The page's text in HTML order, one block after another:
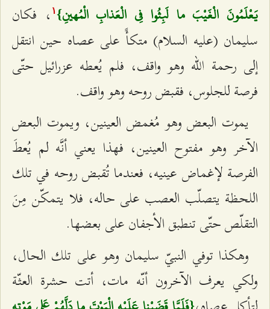
يَعْلَمُونَ الْغَيْبَ ما لَبِثُوا فِي الْعَذابِ الْمُهينِ}۱ ، فكان
سليمان (عليه السلام) متكأً على عصاه حين انتقل
إلى رحمة الله وهو واقف، فلم يُعطه عزرائيل حتّى
فرصة للجلوس، فقبض روحه وهو واقف.
يموت البعض وهو مُغمض العينين، ويموت البعض
الآخر وهو مفتوح العينين، فهذا يعني أنَّه لم يُعطَ
الفرصة لإغماض عينيه، فعندما تُقبض روحه في تلك
اللحظة يتصلّب العصب على حاله، فلا يتمكّن مِنَ
التقلّص حتّى تنطبق الأجفان على بعضها.
وهكذا توفي النبيّ سليمان وهو على تلك الحال،
ولكي يعرف الآخرون أنّه مات، أتت حشرة العثّة